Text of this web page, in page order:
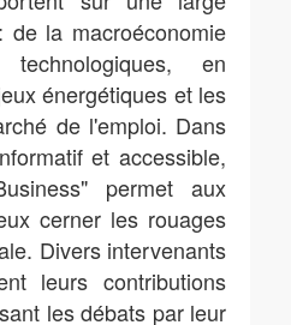
la macroéconomie
en
énergétiques et les
de l'emploi. Dans
et accessible,
permet aux
cerner les rouages
Divers intervenants
leurs contributions
les débats par leur